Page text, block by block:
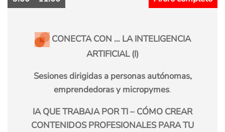
CONECTA CON … LA INTELIGENCIA
ARTIFICIAL (I)
Sesiones dirigidas a personas autónomas,
emprendedoras y micropymes.
IA QUE TRABAJA POR TI – CÓMO CREAR
CONTENIDOS PROFESIONALES PARA TU